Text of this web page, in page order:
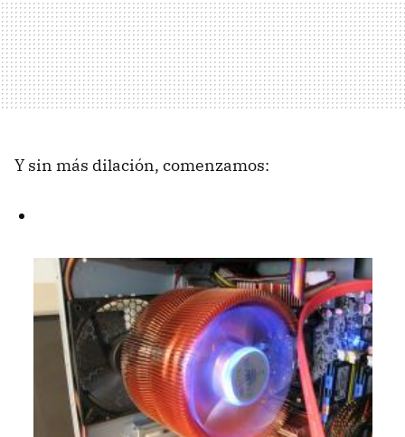
Y sin más dilación, comenzamos: